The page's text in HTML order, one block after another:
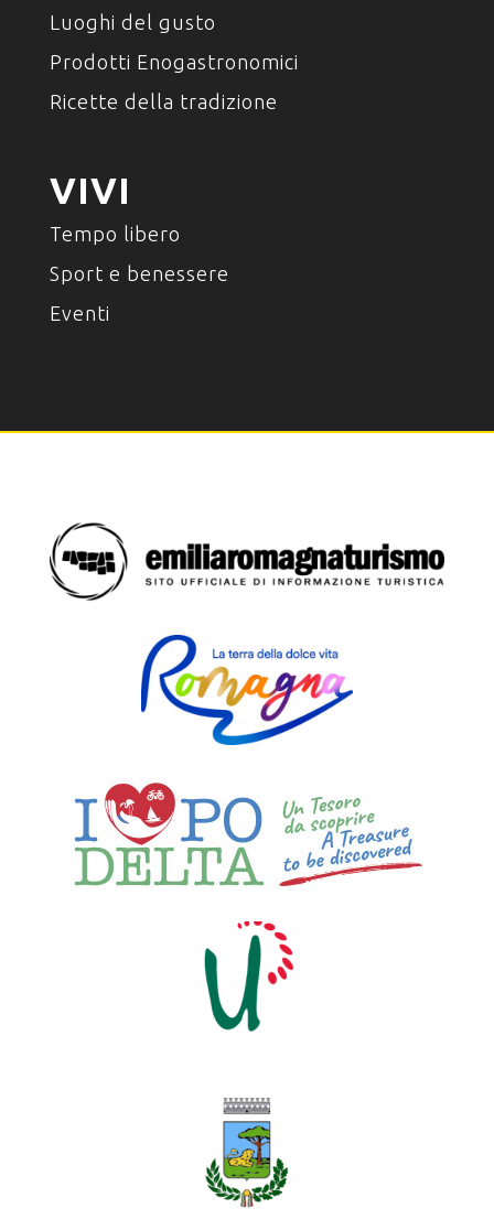
Luoghi del gusto
Prodotti Enogastronomici
Ricette della tradizione
VIVI
Tempo libero
Sport e benessere
Eventi